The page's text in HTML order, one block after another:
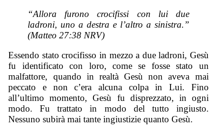
“Allora furono crocifissi con lui due
ladroni, uno a destra e l’altro a sinistra.”
(Matteo 27:38 NRV)
Essendo stato crocifisso in mezzo a due ladroni, Gesù
fu identificato con loro, come se fosse stato un
malfattore, quando in realtà Gesù non aveva mai
peccato e non c’era alcuna colpa in Lui. Fino
all’ultimo momento, Gesù fu disprezzato, in ogni
modo. Fu trattato in modo del tutto ingiusto.
Nessuno subirà mai tante ingiustizie quanto Gesù.